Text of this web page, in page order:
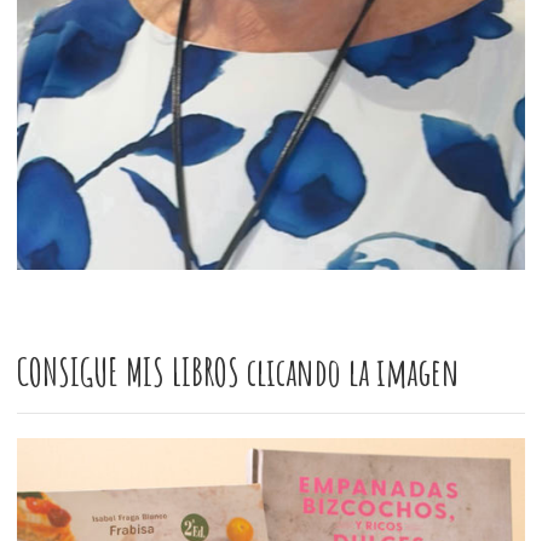
CONSIGUE MIS LIBROS clicando la imagen